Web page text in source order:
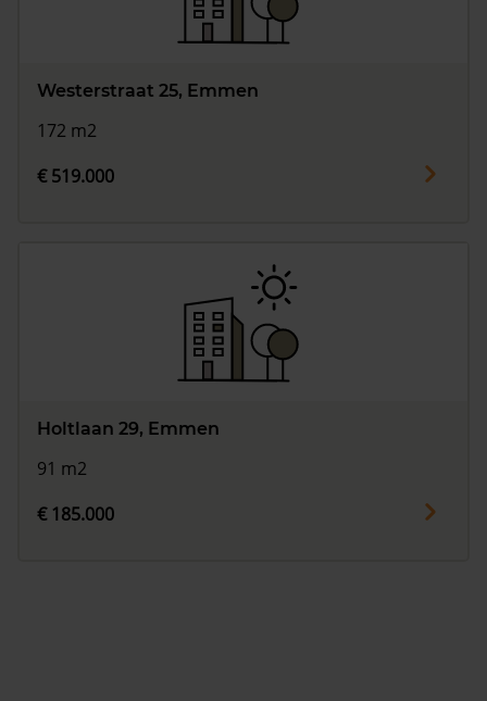
Westerstraat 25, Emmen
172 m2
€ 519.000
Holtlaan 29, Emmen
91 m2
€ 185.000